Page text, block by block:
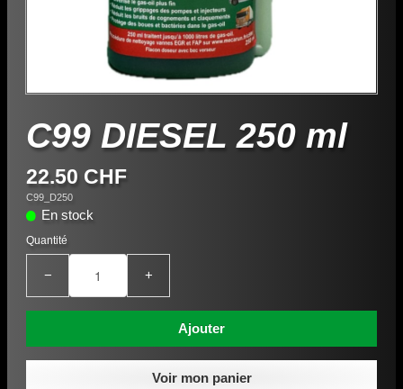
C99 DIESEL 250 ml
22.50 CHF
C99_D250
En stock
Quantité
− +
Ajouter
Voir mon panier